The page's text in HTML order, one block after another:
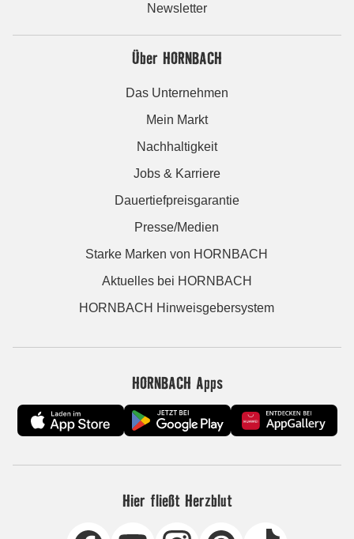
Newsletter
Über HORNBACH
Das Unternehmen
Mein Markt
Nachhaltigkeit
Jobs & Karriere
Dauertiefpreisgarantie
Presse/Medien
Starke Marken von HORNBACH
Aktuelles bei HORNBACH
HORNBACH Hinweisgebersystem
HORNBACH Apps
Hier fließt Herzblut